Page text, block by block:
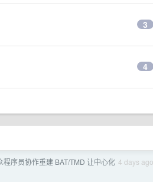
3
4
4 days ago
序员协作重建 BAT/TMD 让中心化